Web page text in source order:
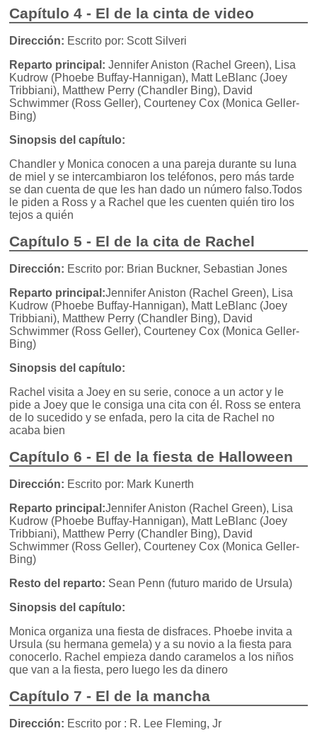
Capítulo 4 - El de la cinta de video
Dirección: Escrito por: Scott Silveri
Reparto principal: Jennifer Aniston (Rachel Green), Lisa
Kudrow (Phoebe Buffay-Hannigan), Matt LeBlanc (Joey
Tribbiani), Matthew Perry (Chandler Bing), David
Schwimmer (Ross Geller), Courteney Cox (Monica Geller-
Bing)
Sinopsis del capítulo:
Chandler y Monica conocen a una pareja durante su luna
de miel y se intercambiaron los teléfonos, pero más tarde
se dan cuenta de que les han dado un número falso.Todos
le piden a Ross y a Rachel que les cuenten quién tiro los
tejos a quién
Capítulo 5 - El de la cita de Rachel
Dirección: Escrito por: Brian Buckner, Sebastian Jones
Reparto principal:Jennifer Aniston (Rachel Green), Lisa
Kudrow (Phoebe Buffay-Hannigan), Matt LeBlanc (Joey
Tribbiani), Matthew Perry (Chandler Bing), David
Schwimmer (Ross Geller), Courteney Cox (Monica Geller-
Bing)
Sinopsis del capítulo:
Rachel visita a Joey en su serie, conoce a un actor y le
pide a Joey que le consiga una cita con él. Ross se entera
de lo sucedido y se enfada, pero la cita de Rachel no
acaba bien
Capítulo 6 - El de la fiesta de Halloween
Dirección: Escrito por: Mark Kunerth
Reparto principal:Jennifer Aniston (Rachel Green), Lisa
Kudrow (Phoebe Buffay-Hannigan), Matt LeBlanc (Joey
Tribbiani), Matthew Perry (Chandler Bing), David
Schwimmer (Ross Geller), Courteney Cox (Monica Geller-
Bing)
Resto del reparto: Sean Penn (futuro marido de Ursula)
Sinopsis del capítulo:
Monica organiza una fiesta de disfraces. Phoebe invita a
Ursula (su hermana gemela) y a su novio a la fiesta para
conocerlo. Rachel empieza dando caramelos a los niños
que van a la fiesta, pero luego les da dinero
Capítulo 7 - El de la mancha
Dirección: Escrito por : R. Lee Fleming, Jr